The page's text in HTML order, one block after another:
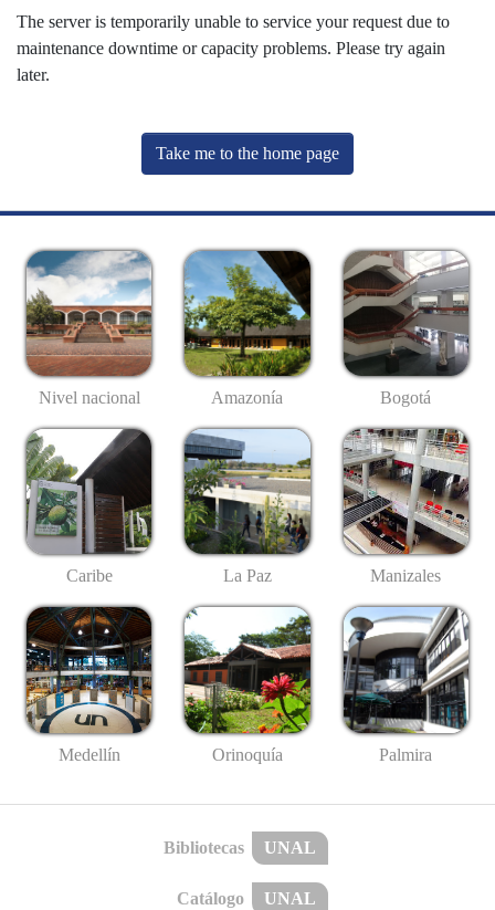
The server is temporarily unable to service your request due to
maintenance downtime or capacity problems. Please try again
later.
Take me to the home page
Nivel nacional Amazonía Bogotá
Caribe La Paz Manizales
Medellín Orinoquía Palmira
Bibliotecas UNAL
Catálogo UNAL